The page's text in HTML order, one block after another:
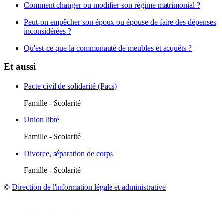
Comment changer ou modifier son régime matrimonial ?
Peut-on empêcher son époux ou épouse de faire des dépenses
inconsidérées ?
Qu'est-ce-que la communauté de meubles et acquêts ?
Et aussi
Pacte civil de solidarité (Pacs)
Famille - Scolarité
Union libre
Famille - Scolarité
Divorce, séparation de corps
Famille - Scolarité
© Direction de l'information légale et administrative